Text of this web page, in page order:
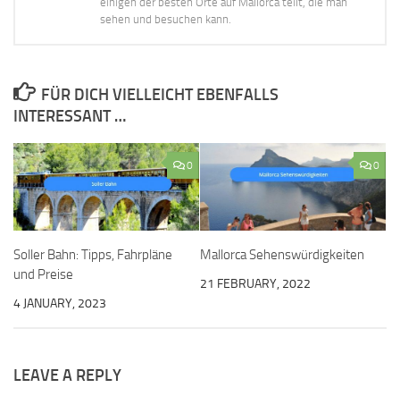
sehen und besuchen kann.
FÜR DICH VIELLEICHT EBENFALLS
INTERESSANT …
0
Soller Bahn: Tipps, Fahrpläne
und Preise
4 JANUARY, 2023
0
Mallorca Sehenswürdigkeiten
21 FEBRUARY, 2022
LEAVE A REPLY